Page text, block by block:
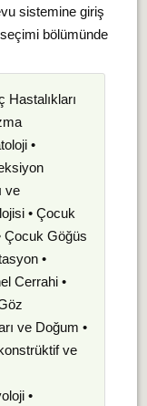
sistemine giriş
bölümünde
Hastalıkları
•
ve
• Çocuk
Çocuk Göğüs
•
Cerrahi •
ve Doğum •
ve
•